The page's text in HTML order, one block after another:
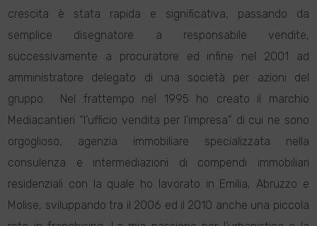
crescita è stata rapida e significativa, passando da
semplice disegnatore a responsabile vendite,
successivamente a procuratore ed infine nel 2001 ad
amministratore delegato di una società per azioni del
gruppo. Nel frattempo nel 1995 ho creato il marchio
Mediacantieri “l’ufficio vendita per l’impresa” di cui ne sono
orgoglioso, agenzia immobiliare specializzata nella
consulenza e intermediazioni di compendi immobiliari
residenziali con la quale ho lavorato in Emilia, Abruzzo e
Molise, sviluppando tra il 2006 ed il 2010 anche una piccola